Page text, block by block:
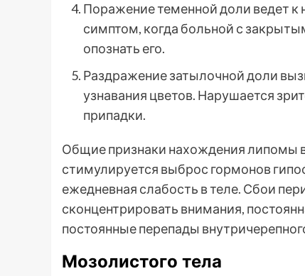
Поражение теменной доли ведет
симптом, когда больной с
опознать его.
Раздражение затылочной доли
узнавания цветов. Нарушается
припадки.
Общие признаки нахождения липомы
стимулируется выброс гормонов
ежедневная слабость в теле. Сбои
сконцентрировать внимания,
постоянные перепады
Мозолистого тела